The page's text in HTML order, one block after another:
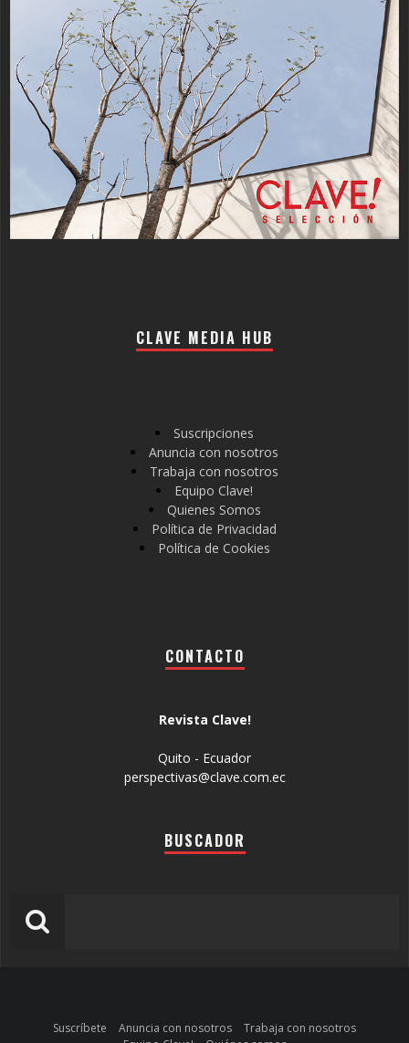
CLAVE MEDIA HUB
Suscripciones
Anuncia con nosotros
Trabaja con nosotros
Equipo Clave!
Quienes Somos
Política de Privacidad
Política de Cookies
CONTACTO
Revista Clave!
Quito - Ecuador
perspectivas@clave.com.ec
BUSCADOR
Suscríbete Anuncia con nosotros
Trabaja con nosotros